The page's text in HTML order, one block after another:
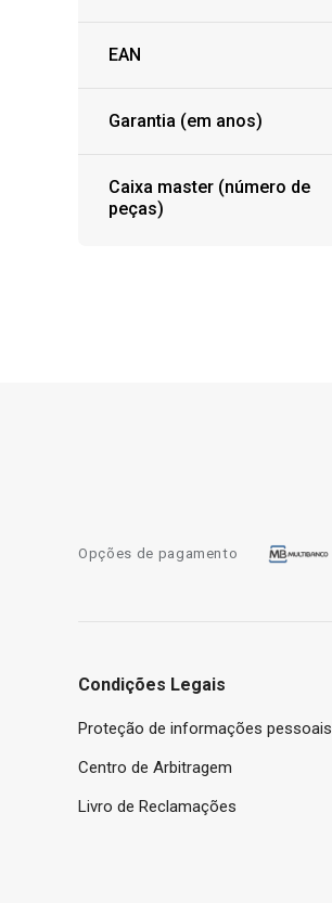
EAN
Garantia (em anos)
Caixa master (número de
peças)
Opções de pagamento
Condições Legais
Proteção de informações pessoais
Centro de Arbitragem
Livro de Reclamações